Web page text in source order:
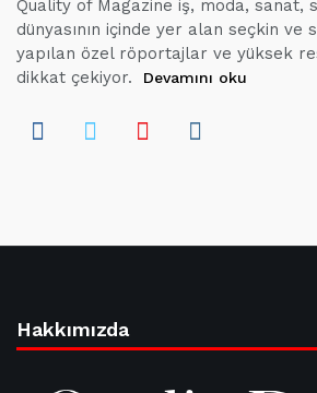
Quality of Magazine iş, moda, sanat,
dünyasının içinde yer alan seçkin ve
yapılan özel röportajlar ve yüksek
dikkat çekiyor.
Devamını oku
Hakkımızda